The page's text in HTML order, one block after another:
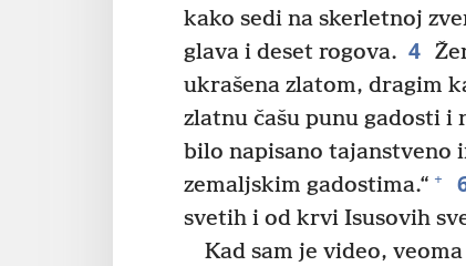
kako sedi na skerletnoj
glava i deset rogova. 4
ukrašena zlatom, dragim
zlatnu čašu punu gadosti i
bilo napisano tajanstveno
zemaljskim gadostima.“ +
svetih i od krvi Isusovih
Kad sam je video,